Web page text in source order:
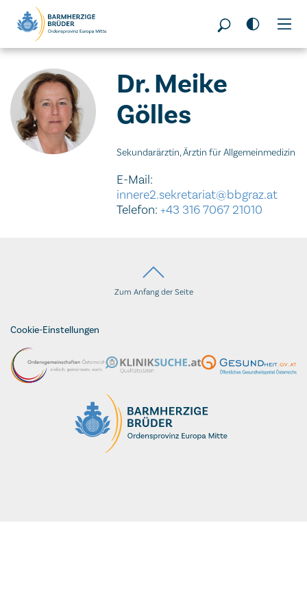
Seitenbereiche:
Dr. Meike
Gölles
Sekundarärztin, Ärztin für Allgemeinmedizin
E-Mail:
innere2.sekretariat@bbgraz.at
Telefon:+43 316 7067 21010
Zum Anfang der Seite
Cookie-Einstellungen